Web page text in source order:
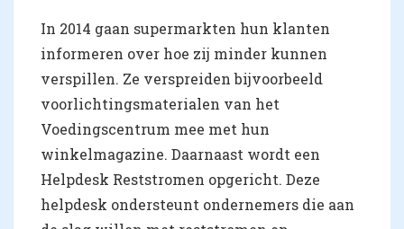
In 2014 gaan supermarkten hun klanten
informeren over hoe zij minder kunnen
verspillen. Ze verspreiden bijvoorbeeld
voorlichtingsmaterialen van het
Voedingscentrum mee met hun
winkelmagazine. Daarnaast wordt een
Helpdesk Reststromen opgericht. Deze
helpdesk ondersteunt ondernemers die aan